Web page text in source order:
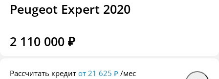
Peugeot Expert 2020
2 110 000 ₽
Рассчитать кредит от 21 625 ₽ /мес